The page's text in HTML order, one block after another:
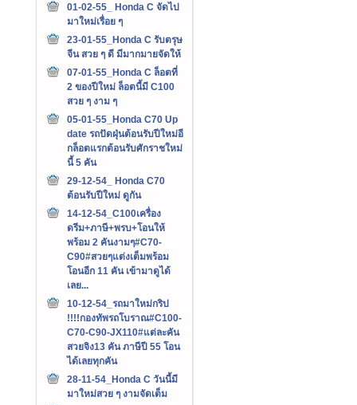
01-02-55_ Honda C จัดไป
มาใหม่เรื่อย ๆ
23-01-55_Honda C รับตรุษ
จีน สวย ๆ ดี มีมากมายจัดให้
07-01-55_Honda C ล็อตที่
2 ของปีใหม่ ล็อตนี้มี C100
สวย ๆ งาม ๆ
05-01-55_Honda C70 Up
date รถปัดฝุ่นต้อนรับปีใหม่อี
กล็อตแรกต้อนรับศักราชใหม่
นี้ 5 คัน
29-12-54_ Honda C70
ต้อนรับปีใหม่ ดูกัน
14-12-54_C100เครื่อง
ดรีม+ภาษี+พรบ+โอนให้
พร้อม 2 คันงามๆ#C70-
C90#สวยๆแต่งเต็มพร้อม
โอนอีก 11 คัน เข้ามาดูได้
เลย...
10-12-54_รถมาใหม่กริป
!!!!กองทัพรถโบราณ#C100-
C70-C90-JX110#แต่ละคัน
สวยจิง13 คัน ภาษีปี 55 โอน
ได้เลยทุกคัน
28-11-54_Honda C วันนี้มี
มาใหม่สวย ๆ งามจัดเต็ม